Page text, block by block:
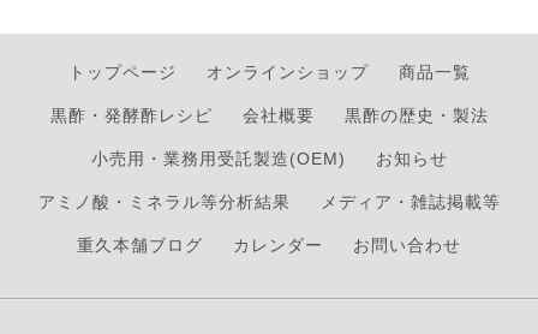
トップページ オンラインショップ 商品一覧
黒酢・発酵酢レシピ 会社概要 黒酢の歴史・製法
小売用・業務用受託製造(OEM) お知らせ
アミノ酸・ミネラル等分析結果 メディア・雑誌掲載等
重久本舗ブログ カレンダー お問い合わせ